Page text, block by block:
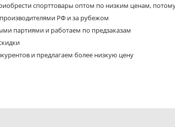
спорттовары оптом по низким ценам,
РФ и за рубежом
партиями и работаем по предзаказам
и предлагаем более низкую цену